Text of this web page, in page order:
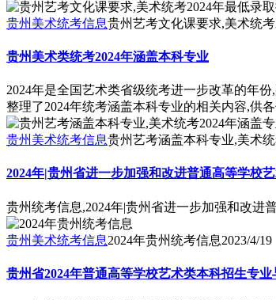
贵州美术统考信息贵州艺考文化课要求,美术统
贵州美术类统考2024年涵盖本科专业
2024年是全国艺术类省级统考进一步改革的年
整理了2024年统考涵盖本科专业的相关内容,供各
贵州美术统考信息贵州艺考涵盖本科专业,美术
2024年|贵州省进一步加强和改进普通高等学校
贵州统考信息,2024年|贵州省进一步加强和改进
贵州美术统考信息2024年贵州统考信息2023/4/19
贵州省2024年普通高等学校艺术类本科招生专